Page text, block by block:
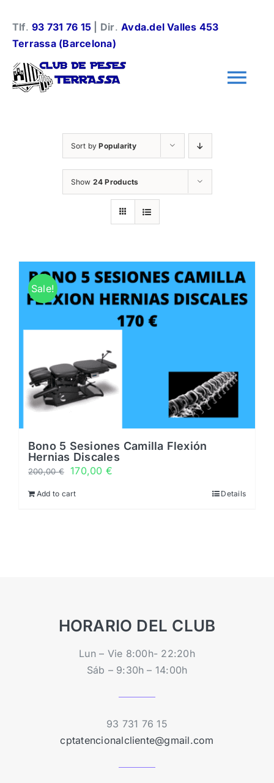
content
Tlf.93 731 76 15 | Dir. Avda.del Valles 453
Terrassa (Barcelona)
Horarios
0 productos 0,00 €
Sort byPopularity
Show 24 Products
Sale!
Bono 5 Sesiones Camilla Flexión
Hernias Discales
200,00€ 170,00 €
Add to cart Details
HORARIO DEL CLUB
Lun – Vie 8:00h- 22:20h
Sáb – 9:30h – 14:00h
93 731 76 15
cptatencionalcliente@gmail.com